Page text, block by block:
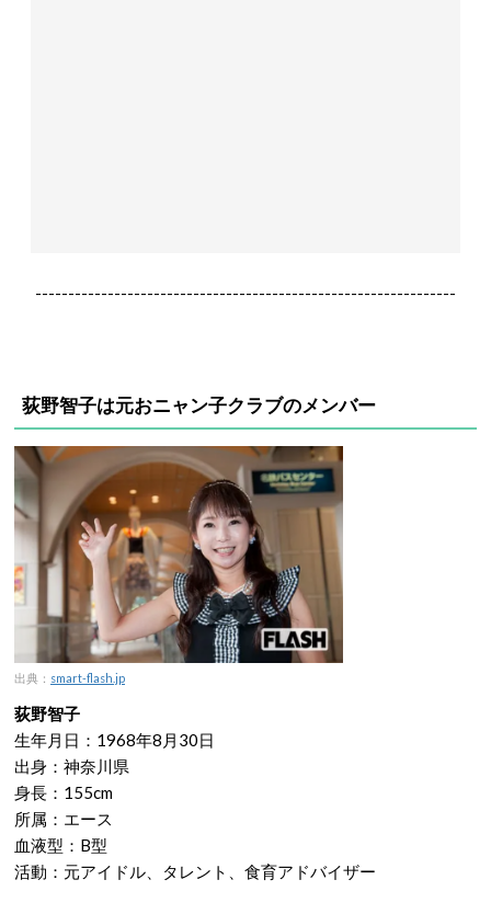
----------------------------------------------------------------
荻野智子は元おニャン子クラブのメンバー
出典： smart-flash.jp
荻野智子
生年月日：1968年8月30日
出身：神奈川県
身長：155cm
所属：エース
血液型：B型
活動：元アイドル、タレント、食育アドバイザー